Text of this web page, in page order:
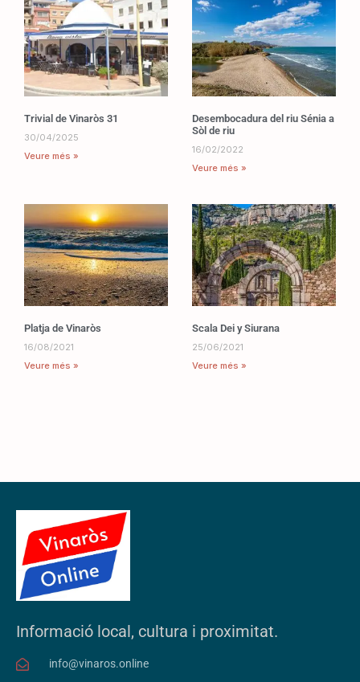
Trivial de Vinaròs 31
30/04/2025
Veure més »
Desembocadura del riu Sénia a
Sòl de riu
16/02/2022
Veure més »
Platja de Vinaròs
16/08/2021
Veure més »
Scala Dei y Siurana
25/06/2021
Veure més »
Informació local, cultura i proximitat.
info@vinaros.online